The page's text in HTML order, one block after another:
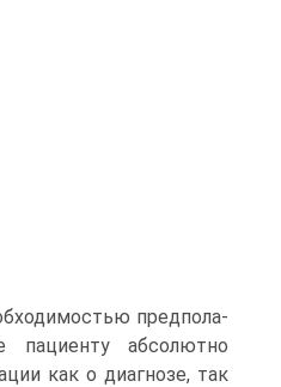
предпола­
пациенту абсолютно
как о диагнозе, так